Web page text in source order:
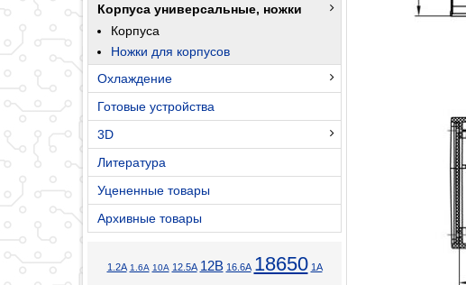
Корпуса универсальные, ножки
Корпуса
Ножки для корпусов
Охлаждение
Готовые устройства
3D
Литература
Уцененные товары
Архивные товары
1.2А 1.6А 10А 12.5А 12В 16.6А 18650 1А